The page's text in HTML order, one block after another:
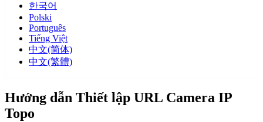
한국어
Polski
Português
Tiếng Việt
中文(简体)
中文(繁體)
Hướng dẫn Thiết lập URL Camera IP
Topo